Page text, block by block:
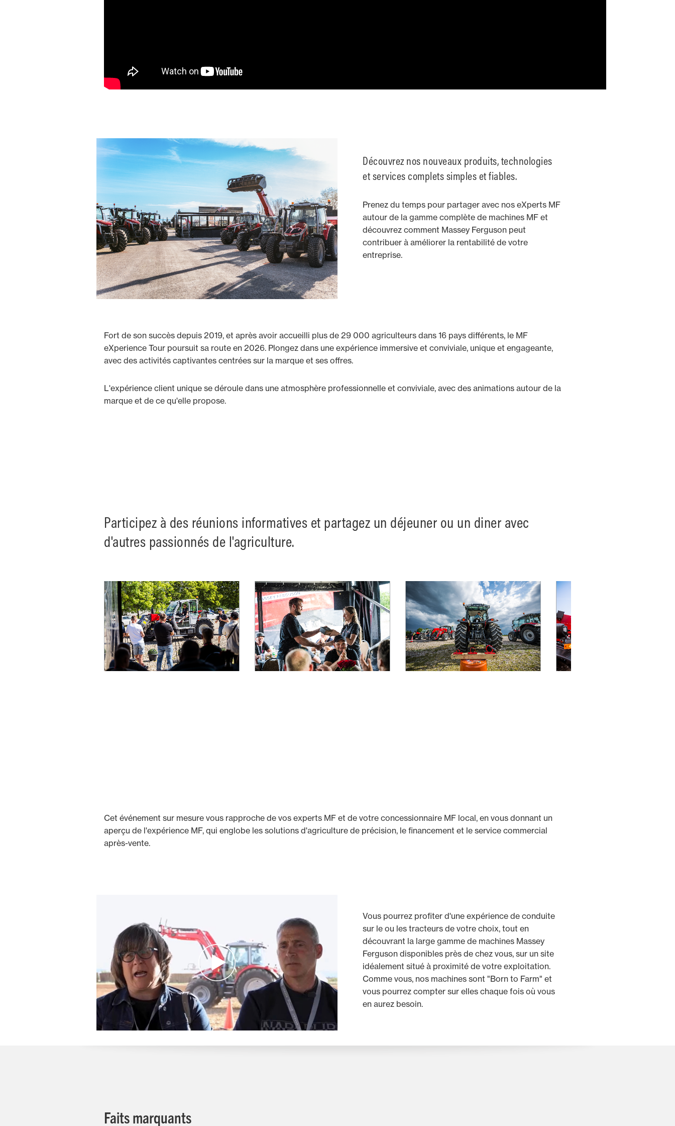
Découvrez nos nouveaux produits, technologies
et services complets simples et fiables.
Prenez du temps pour partager avec nos eXperts MF
autour de la gamme complète de machines MF et
découvrez comment Massey Ferguson peut
contribuer à améliorer la rentabilité de votre
entreprise.
Fort de son succès depuis 2019, et après avoir accueilli plus de 29 000 agriculteurs dans 16 pays différents, le MF
eXperience Tour poursuit sa route en 2026. Plongez dans une expérience immersive et conviviale, unique et engageante,
avec des activités captivantes centrées sur la marque et ses offres.
L'expérience client unique se déroule dans une atmosphère professionnelle et conviviale, avec des animations autour de la
marque et de ce qu'elle propose.
Participez à des réunions informatives et partagez un déjeuner ou un diner avec
d'autres passionnés de l'agriculture.
Cet événement sur mesure vous rapproche de vos experts MF et de votre concessionnaire MF local, en vous donnant un
aperçu de l'expérience MF, qui englobe les solutions d'agriculture de précision, le financement et le service commercial
après-vente.
Vous pourrez profiter d'une expérience de conduite
sur le ou les tracteurs de votre choix, tout en
découvrant la large gamme de machines Massey
Ferguson disponibles près de chez vous, sur un site
idéalement situé à proximité de votre exploitation.
Comme vous, nos machines sont "Born to Farm" et
vous pourrez compter sur elles chaque fois où vous
en aurez besoin.
Faits marquants